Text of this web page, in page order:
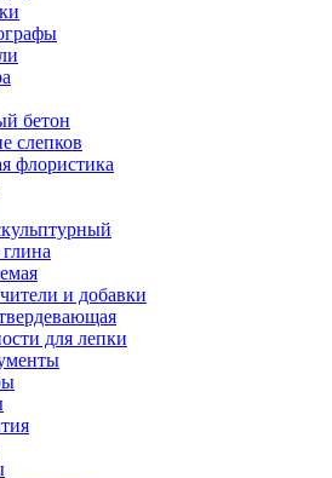
бетон
слепков
флористика
и добавки
для лепки